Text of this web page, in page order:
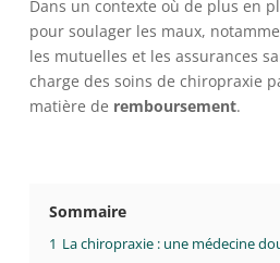
Dans un contexte où de plus en
pour soulager les maux,
les mutuelles et les assurances
charge des soins de chiropraxie
matière de remboursement.
Sommaire
1 La chiropraxie : une médecine